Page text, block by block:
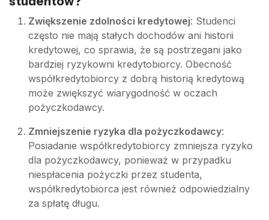
Zwiększenie zdolności kredytowej: Studenci
często nie mają stałych dochodów ani historii
kredytowej, co sprawia, że są postrzegani jako
bardziej ryzykowni kredytobiorcy. Obecność
współkredytobiorcy z dobrą historią kredytową
może zwiększyć wiarygodność w oczach
pożyczkodawcy.
Zmniejszenie ryzyka dla pożyczkodawcy:
Posiadanie współkredytobiorcy zmniejsza ryzyko
dla pożyczkodawcy, ponieważ w przypadku
niespłacenia pożyczki przez studenta,
współkredytobiorca jest również odpowiedzialny
za spłatę długu.